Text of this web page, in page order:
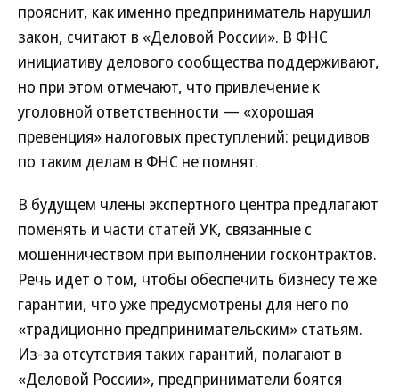
прояснит, как именно предприниматель нарушил
закон, считают в «Деловой России». В ФНС
инициативу делового сообщества поддерживают,
но при этом отмечают, что привлечение к
уголовной ответственности — «хорошая
превенция» налоговых преступлений: рецидивов
по таким делам в ФНС не помнят.
В будущем члены экспертного центра предлагают
поменять и части статей УК, связанные с
мошенничеством при выполнении госконтрактов.
Речь идет о том, чтобы обеспечить бизнесу те же
гарантии, что уже предусмотрены для него по
«традиционно предпринимательским» статьям.
Из-за отсутствия таких гарантий, полагают в
«Деловой России», предприниматели боятся